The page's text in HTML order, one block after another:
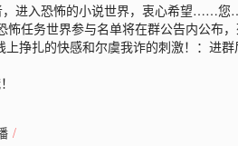
者，进入恐怖的小说世界，衷心希
任务世界参与名单将在群公告内公布
挣扎的快感和尔虞我诈的刺激！：进
/